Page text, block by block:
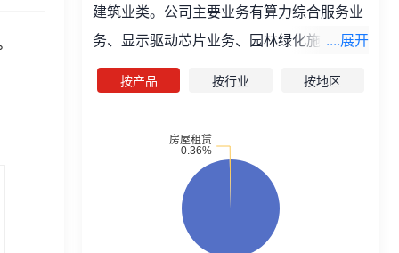
建筑业类。公司主要业务有算力综合服务业
务、显示驱动芯片业务、园林绿化施工业
务。企业荣誉:2007年荣获武汉市城市园林
绿化企业协会颁发的"武汉市园林绿化优秀企
动和社会保障局颁发的"劳动和社会保障诚信
单位"光荣称号、2013年荣获武汉市城市园
林绿化企业协会颁发的"武汉市园林绿化守信
企业"光荣称号、2013年荣获中国风景园林
....展开
按产品 按行业 按地区